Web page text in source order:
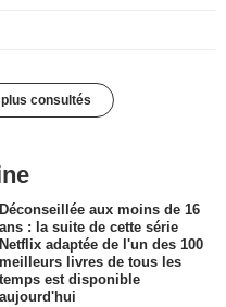
consultés
Déconseillée aux moins de 16
ans : la suite de cette série
Netflix adaptée de l'un des 100
meilleurs livres de tous les
temps est disponible
aujourd'hui